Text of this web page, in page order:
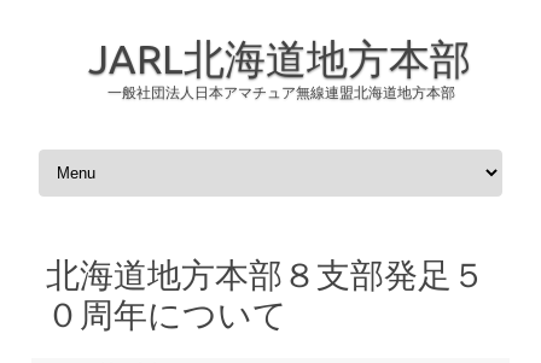
JARL北海道地方本部
一般社団法人日本アマチュア無線連盟北海道地方本部
Skip to content
北海道地方本部８支部発足５
０周年について